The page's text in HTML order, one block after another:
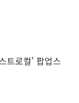
트로컬' 팝업스